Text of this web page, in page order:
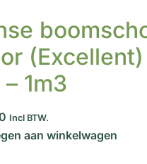
1m3
Incl BTW.
aan winkelwagen